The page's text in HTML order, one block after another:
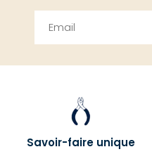
Savoir-faire unique